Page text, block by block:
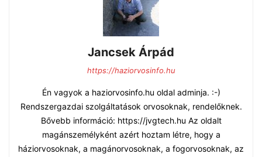
Jancsek Árpád
https://haziorvosinfo.hu
Én vagyok a haziorvosinfo.hu oldal adminja. :-)
Rendszergazdai szolgáltatások orvosoknak, rendelőknek.
Bővebb információ: https://jvgtech.hu Az oldalt
magánszemélyként azért hoztam létre, hogy a
háziorvosoknak, a magánorvosoknak, a fogorvosoknak, az